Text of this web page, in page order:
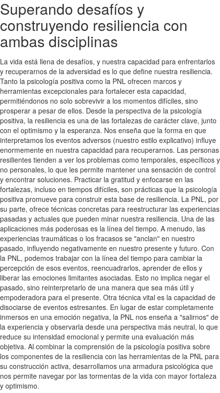
Superando desafíos y
construyendo resiliencia con
ambas disciplinas
La vida está llena de desafíos, y nuestra capacidad para enfrentarlos
y recuperarnos de la adversidad es lo que define nuestra resiliencia.
Tanto la psicología positiva como la PNL ofrecen marcos y
herramientas excepcionales para fortalecer esta capacidad,
permitiéndonos no solo sobrevivir a los momentos difíciles, sino
prosperar a pesar de ellos. Desde la perspectiva de la psicología
positiva, la resiliencia es una de las fortalezas de carácter clave, junto
con el optimismo y la esperanza. Nos enseña que la forma en que
interpretamos los eventos adversos (nuestro estilo explicativo) influye
enormemente en nuestra capacidad para recuperarnos. Las personas
resilientes tienden a ver los problemas como temporales, específicos y
no personales, lo que les permite mantener una sensación de control
y encontrar soluciones. Practicar la gratitud y enfocarse en las
fortalezas, incluso en tiempos difíciles, son prácticas que la psicología
positiva promueve para construir esta base de resiliencia. La PNL, por
su parte, ofrece técnicas concretas para reestructurar las experiencias
pasadas y actuales que pueden minar nuestra resiliencia. Una de las
aplicaciones más poderosas es la línea del tiempo. A menudo, las
experiencias traumáticas o los fracasos se "anclan" en nuestro
pasado, influyendo negativamente en nuestro presente y futuro. Con
la PNL, podemos trabajar con la línea del tiempo para cambiar la
percepción de esos eventos, reencuadrarlos, aprender de ellos y
liberar las emociones limitantes asociadas. Esto no implica negar el
pasado, sino reinterpretarlo de una manera que sea más útil y
empoderadora para el presente. Otra técnica vital es la capacidad de
disociarse de eventos estresantes. En lugar de estar completamente
inmersos en una emoción negativa, la PNL nos enseña a "salirnos" de
la experiencia y observarla desde una perspectiva más neutral, lo que
reduce su intensidad emocional y permite una evaluación más
objetiva. Al combinar la comprensión de la psicología positiva sobre
los componentes de la resiliencia con las herramientas de la PNL para
su construcción activa, desarrollamos una armadura psicológica que
nos permite navegar por las tormentas de la vida con mayor fortaleza
y optimismo.